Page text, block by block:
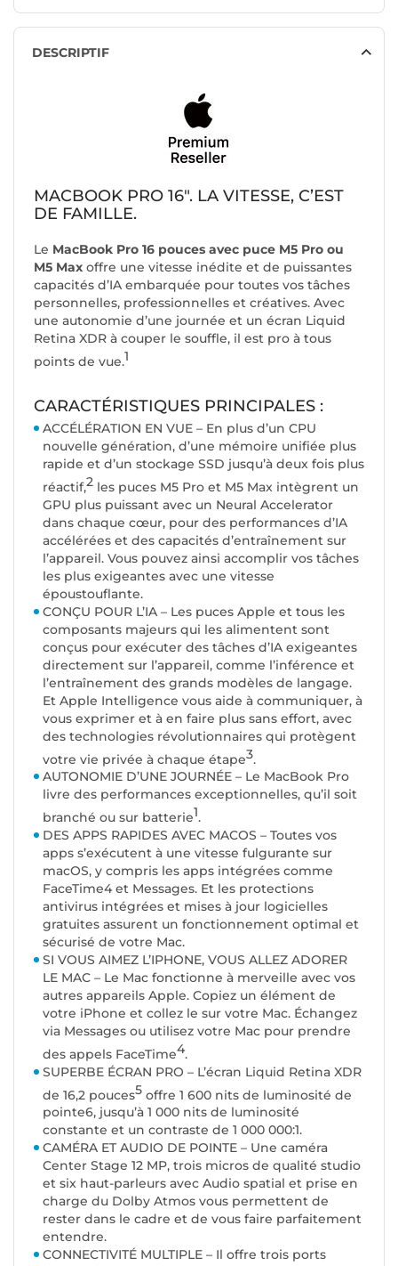
DESCRIPTIF
MACBOOK PRO 16". LA VITESSE, C’EST
DE FAMILLE.
Le MacBook Pro 16 pouces avec puce M5 Pro ou
M5 Max offre une vitesse inédite et de puissantes
capacités d’IA embarquée pour toutes vos tâches
personnelles, professionnelles et créatives. Avec
une autonomie d’une journée et un écran Liquid
Retina XDR à couper le souffle, il est pro à tous
points de vue.1
CARACTÉRISTIQUES PRINCIPALES :
ACCÉLÉRATION EN VUE – En plus d’un CPU
nouvelle génération, d’une mémoire unifiée plus
rapide et d’un stockage SSD jusqu’à deux fois plus
réactif,2 les puces M5 Pro et M5 Max intègrent un
GPU plus puissant avec un Neural Accelerator
dans chaque cœur, pour des performances d’IA
accélérées et des capacités d’entraînement sur
l’appareil. Vous pouvez ainsi accomplir vos tâches
les plus exigeantes avec une vitesse
époustouflante.
CONÇU POUR L’IA – Les puces Apple et tous les
composants majeurs qui les alimentent sont
conçus pour exécuter des tâches d’IA exigeantes
directement sur l’appareil, comme l’inférence et
l’entraînement des grands modèles de langage.
Et Apple Intelligence vous aide à communiquer, à
vous exprimer et à en faire plus sans effort, avec
des technologies révolutionnaires qui protègent
votre vie privée à chaque étape3.
AUTONOMIE D’UNE JOURNÉE – Le MacBook Pro
livre des performances exceptionnelles, qu’il soit
branché ou sur batterie1.
DES APPS RAPIDES AVEC MACOS – Toutes vos
apps s’exécutent à une vitesse fulgurante sur
macOS, y compris les apps intégrées comme
FaceTime4 et Messages. Et les protections
antivirus intégrées et mises à jour logicielles
gratuites assurent un fonctionnement optimal et
sécurisé de votre Mac.
SI VOUS AIMEZ L’IPHONE, VOUS ALLEZ ADORER
LE MAC – Le Mac fonctionne à merveille avec vos
autres appareils Apple. Copiez un élément de
votre iPhone et collez le sur votre Mac. Échangez
via Messages ou utilisez votre Mac pour prendre
des appels FaceTime4.
SUPERBE ÉCRAN PRO – L’écran Liquid Retina XDR
de 16,2 pouces5 offre 1 600 nits de luminosité de
pointe6, jusqu’à 1 000 nits de luminosité
constante et un contraste de 1 000 000:1.
CAMÉRA ET AUDIO DE POINTE – Une caméra
Center Stage 12 MP, trois micros de qualité studio
et six haut-parleurs avec Audio spatial et prise en
charge du Dolby Atmos vous permettent de
rester dans le cadre et de vous faire parfaitement
entendre.
CONNECTIVITÉ MULTIPLE – Il offre trois ports